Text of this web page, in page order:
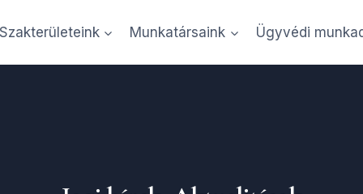
Alexandra Ügyvédi Iroda
Szakterületeink Munkatársaink Ügyvédi